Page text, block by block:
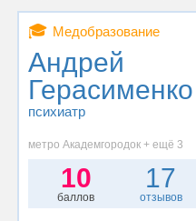
🎓 Медобразование
Андрей
Герасименко
психиатр
метро Академгородок + ещё 3
10
баллов
17
отзывов